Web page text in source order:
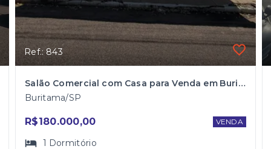
Ref.: 843
Salão Comercial com Casa para Venda em Buritama
Buritama/SP
R$180.000,00 VENDA
1 Dormitório